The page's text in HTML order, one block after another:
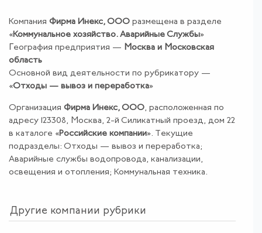
Компания Фирма Инекс, ООО размещена в разделе
«Коммунальное хозяйство. Аварийные Службы»
География предприятия — Москва и Московская
область
Основной вид деятельности по рубрикатору —
«Отходы — вывоз и переработка»
Организация Фирма Инекс, ООО, расположенная по
адресу 123308, Москва, 2-й Силикатный проезд, дом 22
в каталоге «Российские компании». Текущие
подразделы: Отходы — вывоз и переработка;
Аварийные службы водопровода, канализации,
освещения и отопления; Коммунальная техника.
Другие компании рубрики